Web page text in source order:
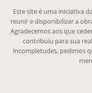
Este site é uma iniciativa
reunir e disponibilizar a
Agradecemos aos que
contribuiu para sua
incompletudes, pedimos